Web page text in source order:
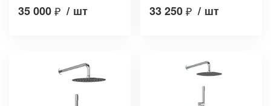
35 000₽ / шт 33 250₽ / шт